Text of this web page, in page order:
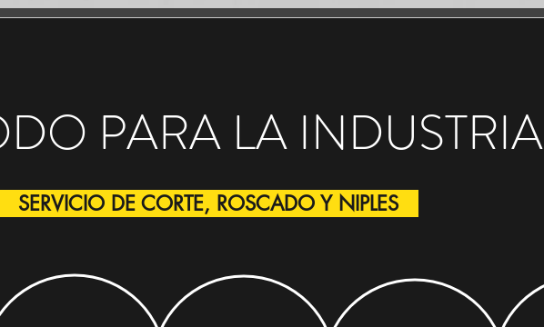
PARA LA INDUSTRIA
SERVICIO DE CORTE, ROSCADO Y NIPLES